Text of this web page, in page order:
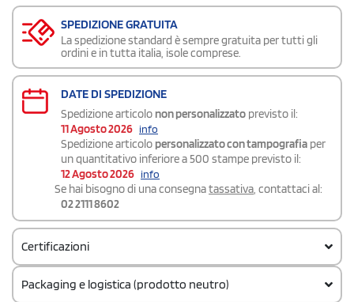
SPEDIZIONE GRATUITA
La spedizione standard è sempre gratuita per tutti gli
ordini e in tutta italia, isole comprese.
DATE DI SPEDIZIONE
Spedizione articolo non personalizzato previsto il:
11 Agosto 2026 info
Spedizione articolo personalizzato con tampografia per
un quantitativo inferiore a 500 stampe previsto il:
12 Agosto 2026 info
Se hai bisogno di una consegnatassativa, contattaci al:
02 2111 8602
Certificazioni
Packaging e logistica (prodotto neutro)